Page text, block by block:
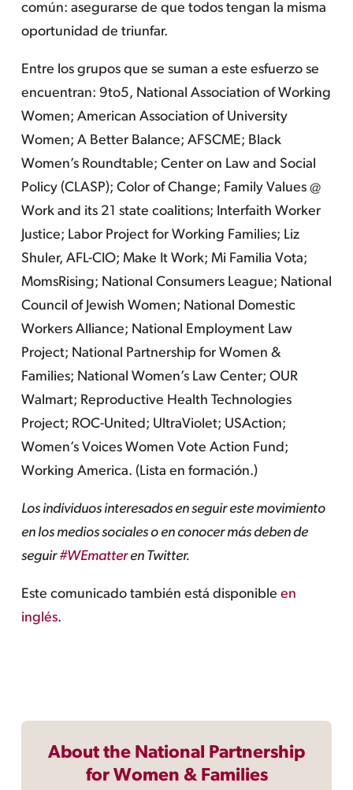
común: asegurarse de que todos tengan la misma
oportunidad de triunfar.
Entre los grupos que se suman a este esfuerzo se
encuentran: 9to5, National Association of Working
Women; American Association of University
Women; A Better Balance; AFSCME; Black
Women’s Roundtable; Center on Law and Social
Policy (CLASP); Color of Change; Family Values @
Work and its 21 state coalitions; Interfaith Worker
Justice; Labor Project for Working Families; Liz
Shuler, AFL-CIO; Make It Work; Mi Familia Vota;
MomsRising; National Consumers League; National
Council of Jewish Women; National Domestic
Workers Alliance; National Employment Law
Project; National Partnership for Women &
Families; National Women’s Law Center; OUR
Walmart; Reproductive Health Technologies
Project; ROC-United; UltraViolet; USAction;
Women’s Voices Women Vote Action Fund;
Working America. (Lista en formación.)
Los individuos interesados en seguir este movimiento
en los medios sociales o en conocer más deben de
seguir#WEmatteren Twitter.
Este comunicado también está disponible en
inglés.
About the National Partnership
for Women & Families